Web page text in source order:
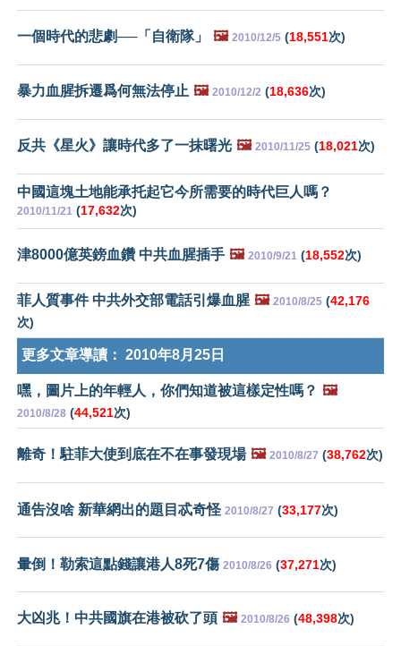
一個時代的悲劇──「自衛隊」 🖼️ 2010/12/5 (18,551次)
暴力血腥拆遷爲何無法停止 🖼️ 2010/12/2 (18,636次)
反共《星火》讓時代多了一抹曙光 🖼️ 2010/11/25 (18,021次)
中國這塊土地能承托起它今所需要的時代巨人嗎？
2010/11/21 (17,632次)
津8000億英鎊血鑽 中共血腥插手 🖼️ 2010/9/21 (18,552次)
菲人質事件 中共外交部電話引爆血腥 🖼️ 2010/8/25 (42,176
次)
更多文章導讀： 2010年8月25日
嘿，圖片上的年輕人，你們知道被這樣定性嗎？ 🖼️
2010/8/28 (44,521次)
離奇！駐菲大使到底在不在事發現場 🖼️ 2010/8/27 (38,762次)
通告沒啥 新華網出的題目忒奇怪 2010/8/27 (33,177次)
暈倒！勒索這點錢讓港人8死7傷 2010/8/26 (37,271次)
大凶兆！中共國旗在港被砍了頭 🖼️ 2010/8/26 (48,398次)